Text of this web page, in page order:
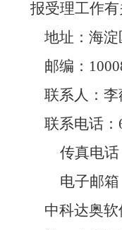
报受理工作有
地址：海
邮编：
联系人：李
联系电话：
传真电话
电子邮
中科达奥软